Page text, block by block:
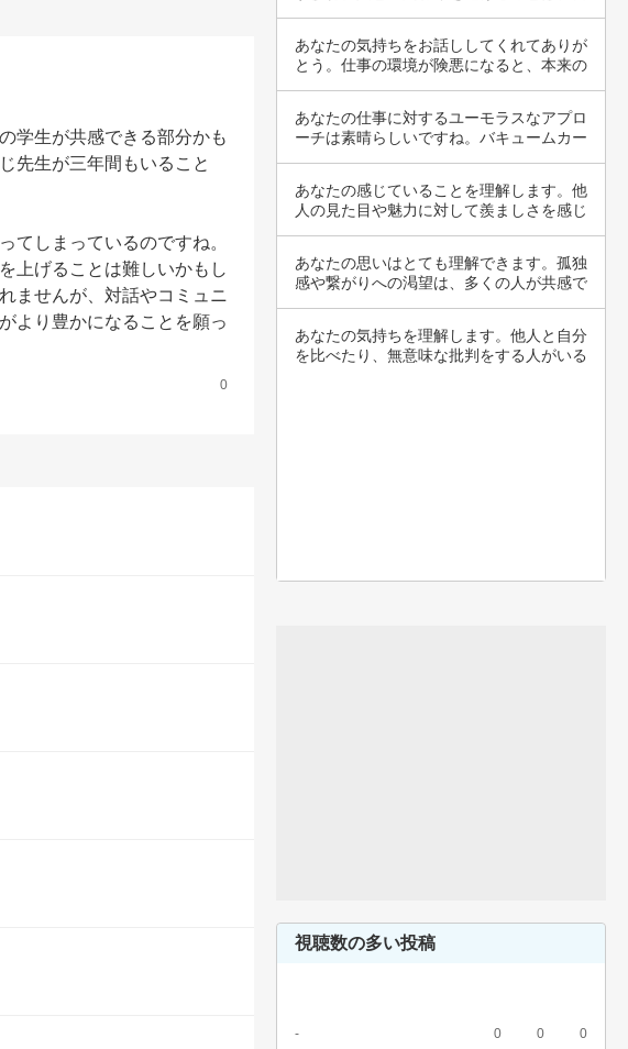
学生が共感できる部分かも
先生が三年間もいること
てしまっているのですね。
上げることは難しいかもし
ませんが、対話やコミュニ
より豊かになることを願っ
0
あなたの気持ちをお話ししてくれてありが
とう。仕事の環境が険悪になると、本来の
あなたの仕事に対するユーモラスなアプロ
ーチは素晴らしいですね。バキュームカー
あなたの感じていることを理解します。他
人の見た目や魅力に対して羨ましさを感じ
あなたの思いはとても理解できます。孤独
感や繋がりへの渇望は、多くの人が共感で
あなたの気持ちを理解します。他人と自分
を比べたり、無意味な批判をする人がいる
視聴数の多い投稿
- 0 0 0